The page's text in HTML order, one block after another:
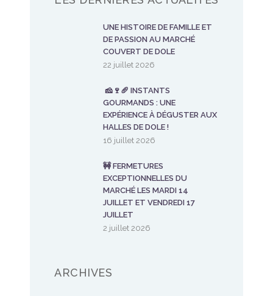
UNE HISTOIRE DE FAMILLE ET
DE PASSION AU MARCHÉ
COUVERT DE DOLE
22 juillet 2026
🧀🍷🥖 INSTANTS
GOURMANDS : UNE
EXPÉRIENCE À DÉGUSTER AUX
HALLES DE DOLE !
16 juillet 2026
🚧 FERMETURES
EXCEPTIONNELLES DU
MARCHÉ LES MARDI 14
JUILLET ET VENDREDI 17
JUILLET
2 juillet 2026
ARCHIVES